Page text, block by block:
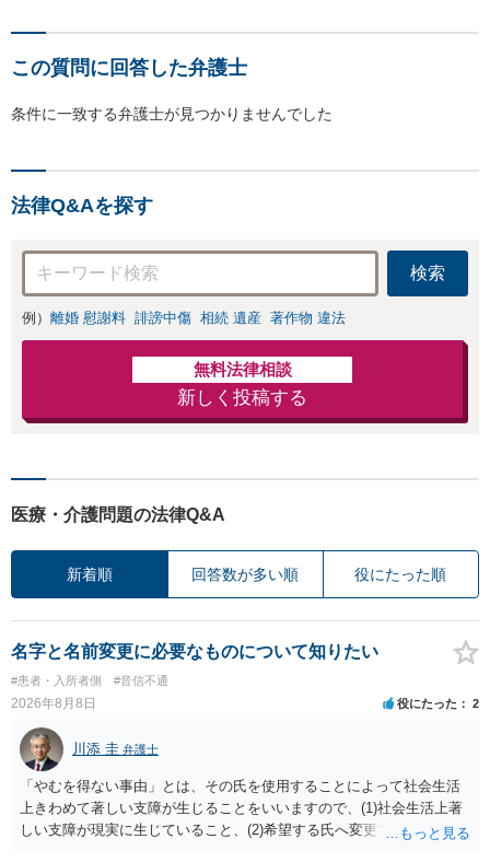
この質問に回答した弁護士
条件に一致する弁護士が見つかりませんでした
法律Q&Aを探す
検索
例） 離婚 慰謝料 誹謗中傷 相続 遺産 著作物 違法
無料法律相談
新しく投稿する
医療・介護問題の法律Q&A
新着順 回答数が多い順 役にたった順
名字と名前変更に必要なものについて知りたい
#患者・入所者側 #音信不通
2026年8月8日 役にたった 2
川添 圭 弁護士
「やむを得ない事由」とは、その氏を使用することによって社会生活
上きわめて著しい支障が生じることをいいますので、(1)社会生活上著
しい支障が現実に生じていること、(2)希望する氏へ変更できればその